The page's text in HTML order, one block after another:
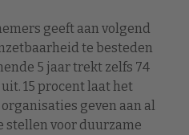
geeft aan volgend
te besteden
5 jaar trekt zelfs 74
15 procent laat het
geven aan al
stellen voor duurzame